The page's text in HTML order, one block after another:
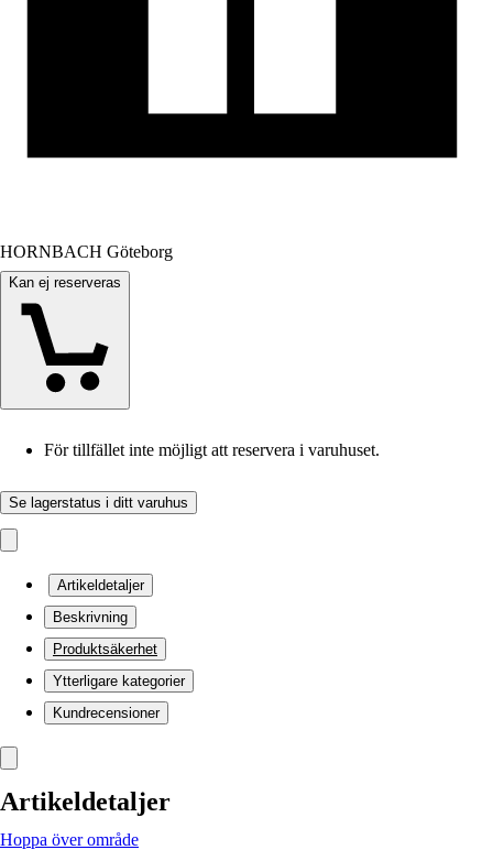
HORNBACH Göteborg
Kan ej reserveras
För tillfället inte möjligt att reservera i varuhuset.
Se lagerstatus i ditt varuhus
Artikeldetaljer
Beskrivning
Produktsäkerhet
Ytterligare kategorier
Kundrecensioner
Artikeldetaljer
Hoppa över område